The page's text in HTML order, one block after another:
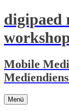
digipaed
Mobile
Menü